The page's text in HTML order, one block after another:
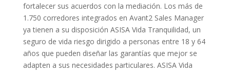
fortalecer sus acuerdos con la mediación. Los más de
1.750 corredores integrados en Avant2 Sales Manager
ya tienen a su disposición ASISA Vida Tranquilidad, un
seguro de vida riesgo dirigido a personas entre 18 y 64
años que pueden diseñar las garantías que mejor se
adapten a sus necesidades particulares. ASISA Vida